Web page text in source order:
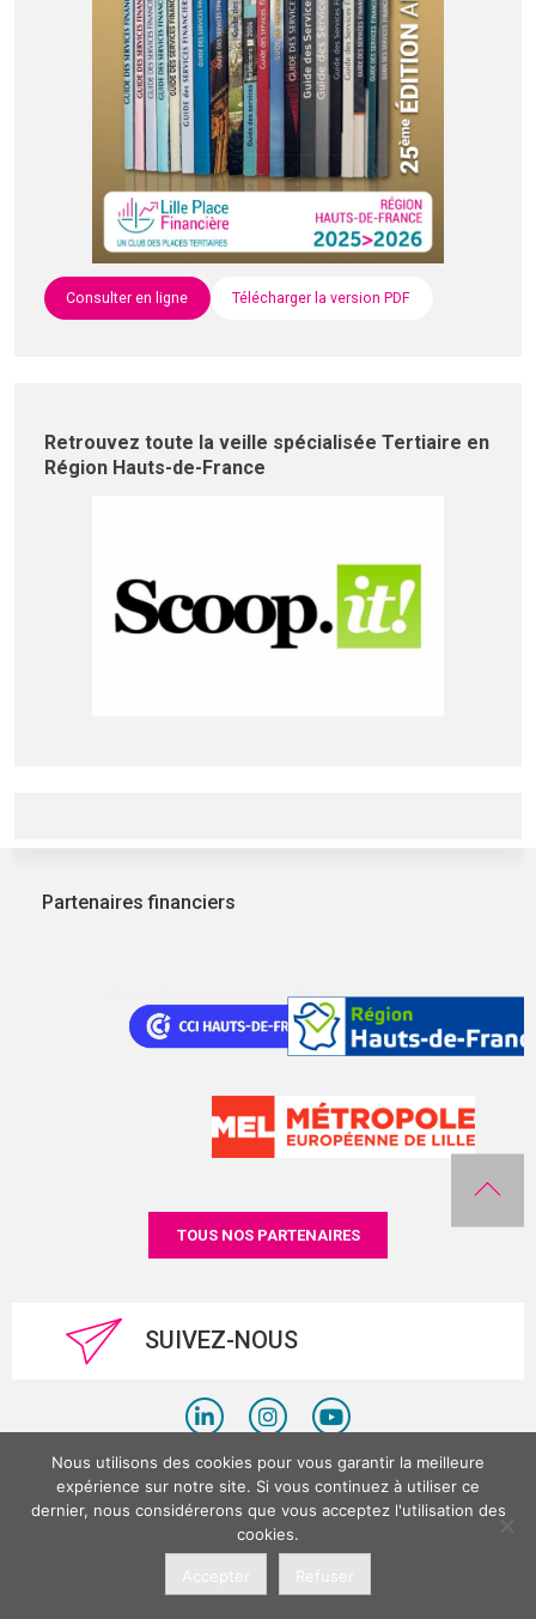
Consulter en ligne Télécharger la version PDF
Retrouvez toute la veille spécialisée Tertiaire en
Région Hauts-de-France
Partenaires financiers
TOUS NOS PARTENAIRES
SUIVEZ-NOUS
Politique de confidentialité
Mentions légales
Nous utilisons des cookies pour vous garantir la meilleure
expérience sur notre site. Si vous continuez à utiliser ce
dernier, nous considérerons que vous acceptez l'utilisation des
cookies.
Accepter Refuser